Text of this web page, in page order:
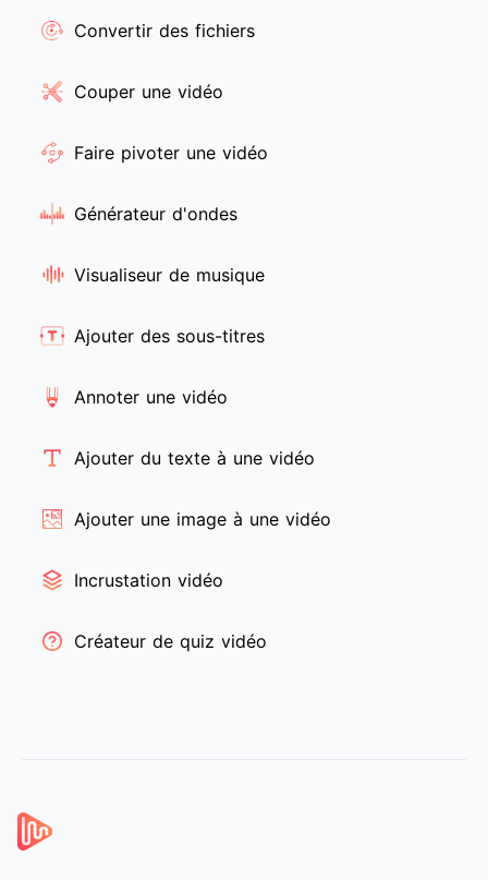
Convertir des fichiers
Couper une vidéo
Faire pivoter une vidéo
Générateur d'ondes
Visualiseur de musique
Ajouter des sous-titres
Annoter une vidéo
Ajouter du texte à une vidéo
Ajouter une image à une vidéo
Incrustation vidéo
Créateur de quiz vidéo